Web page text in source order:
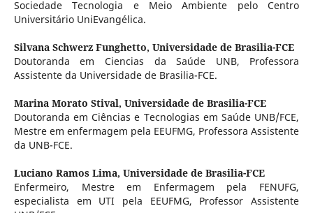
Sociedade Tecnologia e Meio Ambiente pelo Centro
Universitário UniEvangélica.
Silvana Schwerz Funghetto, Universidade de Brasilia-FCE
Doutoranda em Ciencias da Saúde UNB, Professora
Assistente da Universidade de Brasilia-FCE.
Marina Morato Stival, Universidade de Brasilia-FCE
Doutoranda em Ciências e Tecnologias em Saúde UNB/FCE,
Mestre em enfermagem pela EEUFMG, Professora Assistente
da UNB-FCE.
Luciano Ramos Lima, Universidade de Brasilia-FCE
Enfermeiro, Mestre em Enfermagem pela FENUFG,
especialista em UTI pela EEUFMG, Professor Assistente